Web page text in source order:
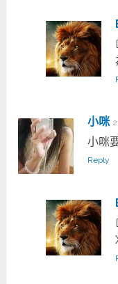
小咪
小咪
Reply